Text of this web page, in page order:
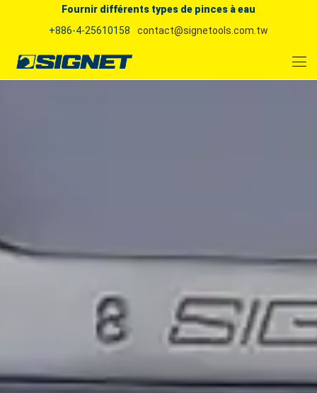
Fournir différents types de pinces à eau
+886-4-25610158
contact@signetools.com.tw